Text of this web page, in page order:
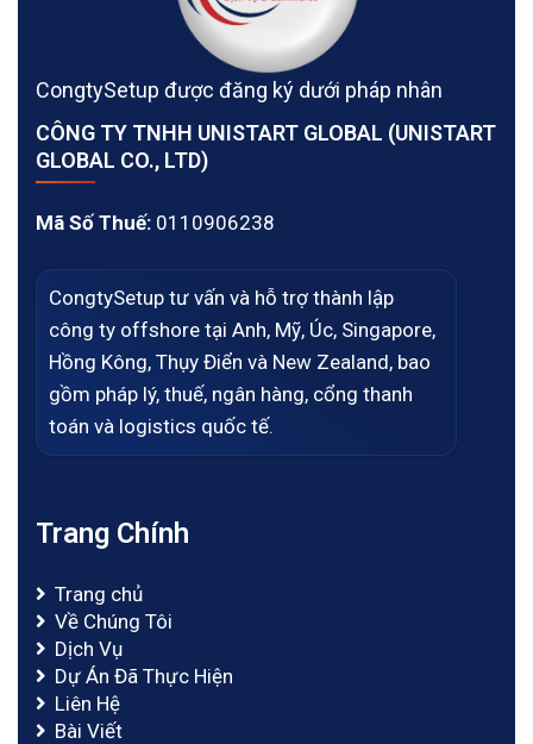
CongtySetup được đăng ký dưới pháp nhân
CÔNG TY TNHH UNISTART GLOBAL (UNISTART
GLOBAL CO., LTD)
Mã Số Thuế: 0110906238
CongtySetup tư vấn và hỗ trợ thành lập
công ty offshore tại Anh, Mỹ, Úc, Singapore,
Hồng Kông, Thụy Điển và New Zealand, bao
gồm pháp lý, thuế, ngân hàng, cổng thanh
toán và logistics quốc tế.
Trang Chính
Trang chủ
Về Chúng Tôi
Dịch Vụ
Dự Án Đã Thực Hiện
Liên Hệ
Bài Viết